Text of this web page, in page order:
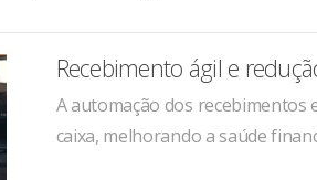
Recebimento ágil e
A automação dos recebimentos
caixa, melhorando a saúde